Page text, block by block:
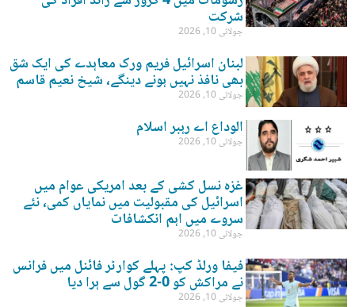
شرکت
جولائی 10, 2026
لبنان اسرائیل فریم ورک معاہدے کی ایک شق
بھی نافذ نہیں ہونے دینگے، شیخ نعیم قاسم
جولائی 10, 2026
الوداع اے رہبر اسلام
جولائی 10, 2026
غزہ نسل کشی کے بعد امریکی عوام میں
اسرائیل کی مقبولیت میں نمایاں کمی، نئے
سروے میں اہم انکشافات
جولائی 10, 2026
فیفا ورلڈ کپ: پہلے کوارٹر فائنل میں فرانس
نے مراکش کو 0-2 گول سے ہرا دیا
جولائی 10, 2026